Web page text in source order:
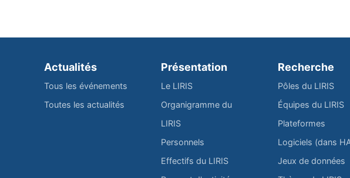
Actualités
Tous les événements
Toutes les actualités
Présentation
Le LIRIS
Organigramme du
LIRIS
Personnels
Effectifs du LIRIS
Recherche
Pôles du LIRIS
Équipes du LIRIS
Plateformes
Logiciels (dans
Jeux de données